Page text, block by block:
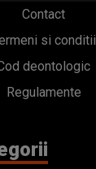
Contact
si conditii
deontologic
Regulamente